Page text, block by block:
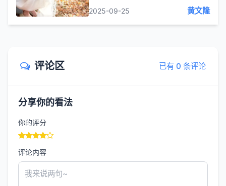
蝶舞浅花丛。日暖烟光媚，云闲天色
2025-09-25 黄文隆
评论区 已有 0 条评论
分享你的看法
你的评分
评论内容